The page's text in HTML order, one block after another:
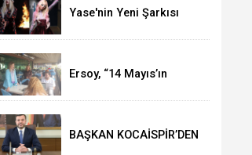
Yase'nin Yeni Şarkısı
Buluştu
Ersoy, “14 Mayıs’ın
BAŞKAN KOCAİSPİR’DEN